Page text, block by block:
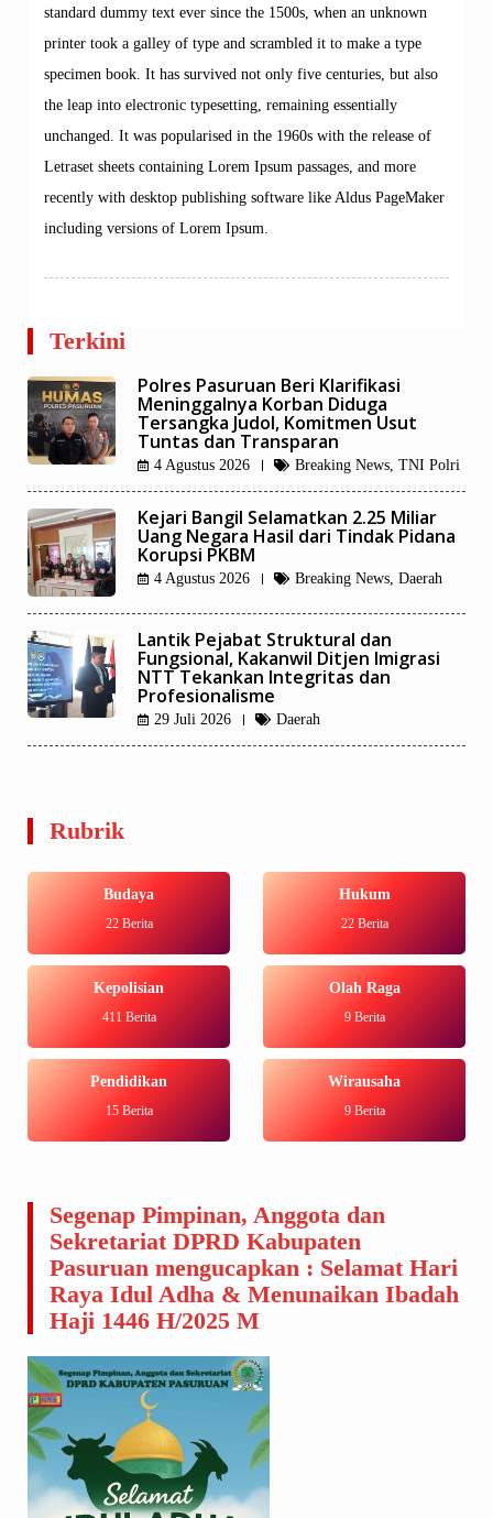
standard dummy text ever since the 1500s, when an unknown
printer took a galley of type and scrambled it to make a type
specimen book. It has survived not only five centuries, but also
the leap into electronic typesetting, remaining essentially
unchanged. It was popularised in the 1960s with the release of
Letraset sheets containing Lorem Ipsum passages, and more
recently with desktop publishing software like Aldus PageMaker
including versions of Lorem Ipsum.
Terkini
Polres Pasuruan Beri Klarifikasi
Meninggalnya Korban Diduga
Tersangka Judol, Komitmen Usut
Tuntas dan Transparan
4 Agustus 2026 Breaking News, TNI Polri
Kejari Bangil Selamatkan 2.25 Miliar
Uang Negara Hasil dari Tindak Pidana
Korupsi PKBM
4 Agustus 2026 Breaking News, Daerah
Lantik Pejabat Struktural dan
Fungsional, Kakanwil Ditjen Imigrasi
NTT Tekankan Integritas dan
Profesionalisme
29 Juli 2026 Daerah
Rubrik
Budaya
22 Berita
Hukum
22 Berita
Kepolisian
411 Berita
Olah Raga
9 Berita
Pendidikan
15 Berita
Wirausaha
9 Berita
Segenap Pimpinan, Anggota dan
Sekretariat DPRD Kabupaten
Pasuruan mengucapkan : Selamat Hari
Raya Idul Adha & Menunaikan Ibadah
Haji 1446 H/2025 M